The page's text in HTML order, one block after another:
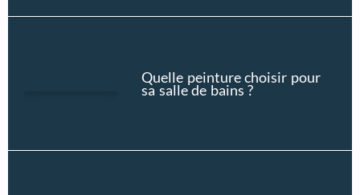
Quelle peinture choisir pour
sa salle de bains ?